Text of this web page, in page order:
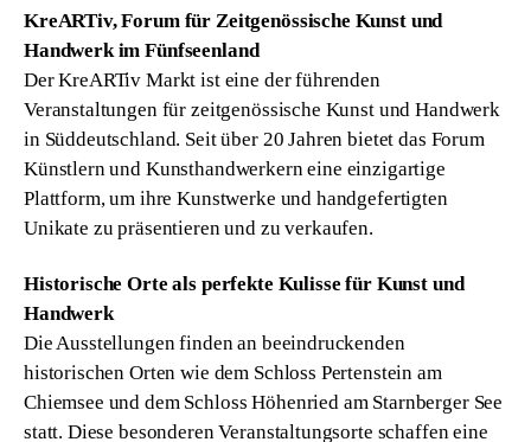
Events
Menschen
Kreativ
KreARTiv, Forum für Zeitgenössische Kunst und
Handwerk im Fünfseenland
Der KreARTiv Markt ist eine der führenden
Veranstaltungen für zeitgenössische Kunst und Handwerk
in Süddeutschland. Seit über 20 Jahren bietet das Forum
Künstlern und Kunsthandwerkern eine einzigartige
Plattform, um ihre Kunstwerke und handgefertigten
Unikate zu präsentieren und zu verkaufen.
Historische Orte als perfekte Kulisse für Kunst und
Handwerk
Die Ausstellungen finden an beeindruckenden
historischen Orten wie dem Schloss Pertenstein am
Chiemsee und dem Schloss Höhenried am Starnberger See
statt. Diese besonderen Veranstaltungsorte schaffen eine